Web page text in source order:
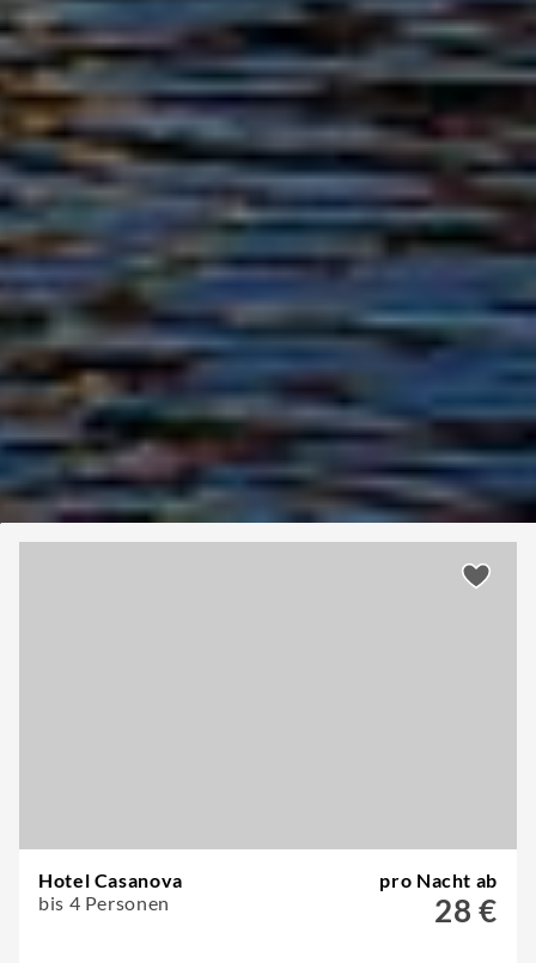
Hotel Casanova
bis 4 Personen
pro Nacht ab
28 €